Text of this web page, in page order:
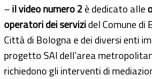
–il video numero 2è dedicato alle
operatori dei servizidel Comune di
Città di Bologna e dei diversi enti
progetto SAI dell’area
richiedono gli interventi di